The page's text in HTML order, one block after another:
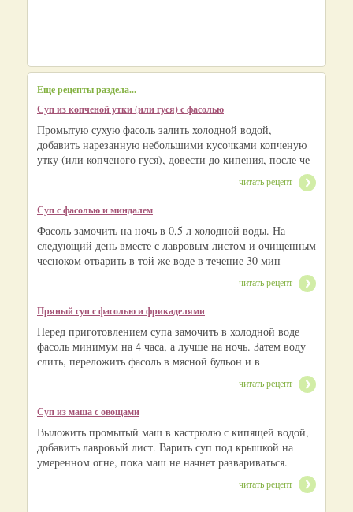
Еще рецепты раздела...
Суп из копченой утки (или гуся) с фасолью
Промытую сухую фасоль залить холодной водой,
добавить нарезанную небольшими кусочками копченую
утку (или копченого гуся), довести до кипения, после че
читать рецепт
Суп с фасолью и миндалем
Фасоль замочить на ночь в 0,5 л холодной воды. На
следующий день вместе с лавровым листом и очищенным
чесноком отварить в той же воде в течение 30 мин
читать рецепт
Пряный суп с фасолью и фрикаделями
Перед приготовлением супа замочить в холодной воде
фасоль минимум на 4 часа, а лучше на ночь. Затем воду
слить, переложить фасоль в мясной бульон и в
читать рецепт
Суп из маша с овощами
Выложить промытый маш в кастрюлю с кипящей водой,
добавить лавровый лист. Варить суп под крышкой на
умеренном огне, пока маш не начнет развариваться.
читать рецепт